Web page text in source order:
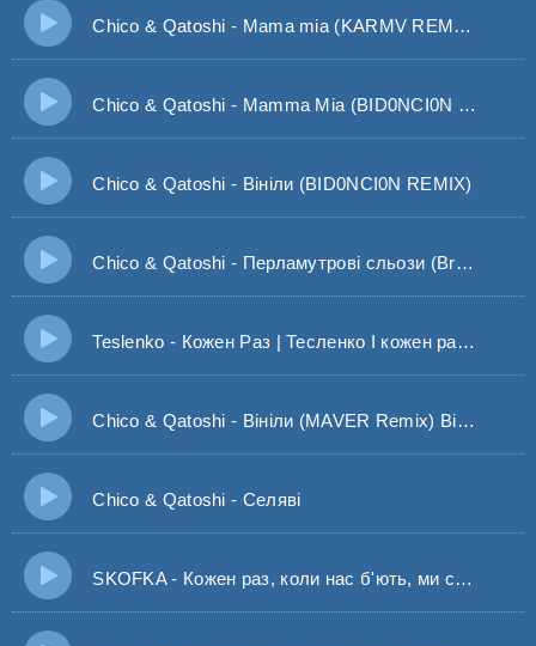
Chico & Qatoshi - Mama mia (KARMV REMIX)
Chico & Qatoshi - Mamma Mia (BID0NCI0N REMIX) Мама мия
Chico & Qatoshi - Вініли (BID0NCI0N REMIX)
Chico & Qatoshi - Перламутрові сльози (Bridge Remix)
Teslenko - Кожен Раз | Тесленко І кожен раз коли від тебе їду
Chico & Qatoshi - Вініли (MAVER Remix) Вініли нагадають про все залиш мені на памʼять себе
Chico & Qatoshi - Селяві
SKOFKA - Кожен раз, коли нас б'ють, ми стаємо сильнішими